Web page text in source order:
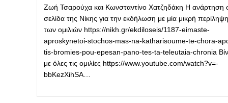
Ζωή Τσαρούχα και Κωνσταντίνο Χατζηδάκη Η ανάρτηση
σελίδα της Νίκης για την εκδήλωση με μία μικρή περίληψη
των ομιλιών https://nikh.gr/ekdiloseis/1187-eimaste-
aproskynetoi-stochos-mas-na-katharisoume-te-chora-
tis-bromies-pou-epesan-pano-tes-ta-teleutaia-chronia
με όλες τις ομιλίες https://www.youtube.com/watch?v=-
bbKezXihSA…